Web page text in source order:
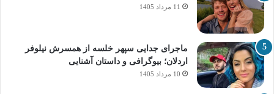
11 مرداد 1405
ماجرای جدایی سپهر خلسه از همسرش نیلوفر
اردلان؛ بیوگرافی و داستان آشنایی
10 مرداد 1405